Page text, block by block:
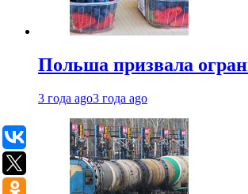
Польша призвала
3 года ago3 года ago